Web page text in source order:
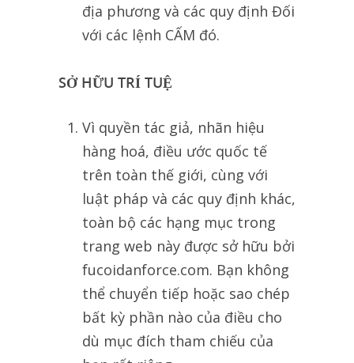
địa phương và các quy định Đối
với các lệnh CẤM đó.
SỞ HỮU TRÍ TUỆ
Vì quyền tác giả, nhãn hiệu
hàng hoá, điều ước quốc tế
trên toàn thế giới, cùng với
luật pháp và các quy định khác,
toàn bộ các hạng mục trong
trang web này được sở hữu bởi
fucoidanforce.com. Bạn không
thể chuyển tiếp hoặc sao chép
bất kỳ phần nào của điều cho
dù mục đích tham chiếu của